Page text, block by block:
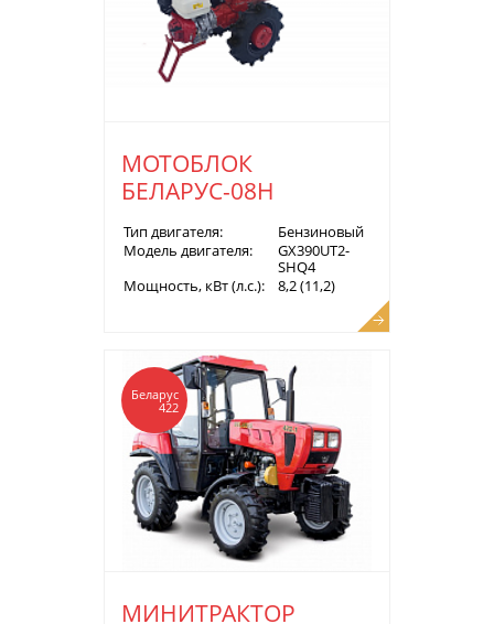
МОТОБЛОК
БЕЛАРУС-08Н
Тип двигателя:
Бензиновый
Модель двигателя:
GX390UT2-
SHQ4
Мощность, кВт (л.с.):
8,2 (11,2)
Беларус
422
МИНИТРАКТОР